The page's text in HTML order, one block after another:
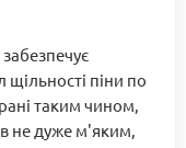
щільності піни по
таким чином,
не дуже м'яким,